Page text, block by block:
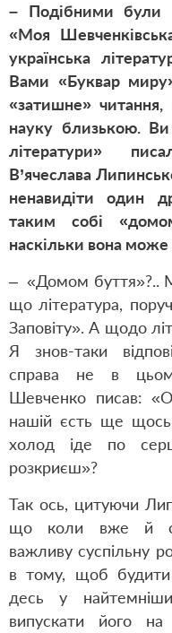
– Подібними були
«Моя
українська
Вами «Буквар
«затишне»
науку близькою.
літератури»
В’ячеслава
ненавидіти один
таким собі
наскільки вона
– «Домом буття»?..
що література,
Заповіту». А щодо
Я знов-таки
справа не в
Шевченко писав:
нашій єсть ще
холод іде по
розкриєш»?
Так ось, цитуючи
що коли вже й
важливу суспільну
в тому, щоб
десь у
випускати його